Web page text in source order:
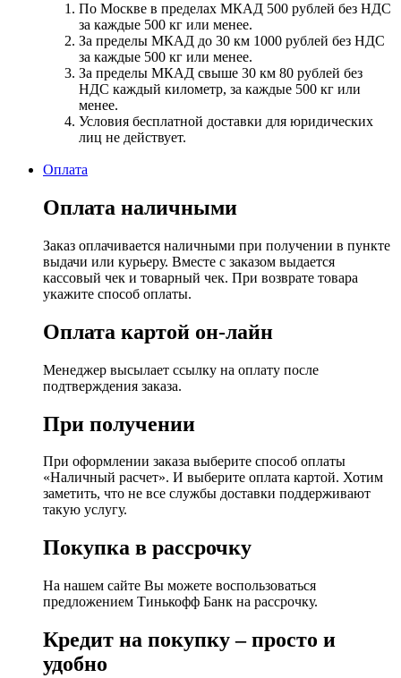
По Москве в пределах МКАД 500 рублей без НДС
за каждые 500 кг или менее.
За пределы МКАД до 30 км 1000 рублей без НДС
за каждые 500 кг или менее.
За пределы МКАД свыше 30 км 80 рублей без
НДС каждый километр, за каждые 500 кг или
менее.
Условия бесплатной доставки для юридических
лиц не действует.
Оплата
Оплата наличными
Заказ оплачивается наличными при получении в пункте
выдачи или курьеру. Вместе с заказом выдается
кассовый чек и товарный чек. При возврате товара
укажите способ оплаты.
Оплата картой он-лайн
Менеджер высылает ссылку на оплату после
подтверждения заказа.
При получении
При оформлении заказа выберите способ оплаты
«Наличный расчет». И выберите оплата картой. Хотим
заметить, что не все службы доставки поддерживают
такую услугу.
Покупка в рассрочку
На нашем сайте Вы можете воспользоваться
предложением Тинькофф Банк на рассрочку.
Кредит на покупку – просто и
удобно